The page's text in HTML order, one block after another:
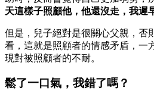
天這樣子照顧他，他還沒走，我遲
但是，兒子絕對是很關心父親，否
看，這就是照顧者的情感矛盾，一
現對被照顧者的不耐。
鬆了一口氣，我錯了嗎？